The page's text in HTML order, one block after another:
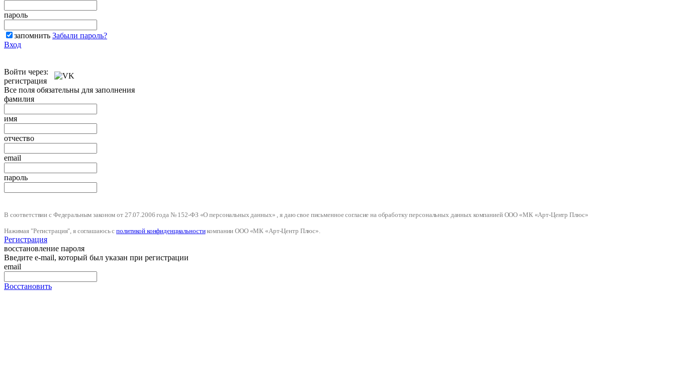
пароль
запомнить Забыли пароль?
Вход
Войти через:
регистрация
Все поля обязательны для заполнения
фамилия
имя
отчество
email
пароль
В соответствии с Федеральным законом от 27.07.2006 года № 152-ФЗ «О персональных данных» , я даю свое письменное согласие на обработку персональных данных компанией ООО «МК «Арт-Центр Плюс»
Нажимая "Регистрация", я соглашаюсь сполитикой конфиденциальностикомпании ООО «МК «Арт-Центр Плюс».
Регистрация
восстановление пароля
Введите e-mail, который был указан при регистрации
email
Восстановить